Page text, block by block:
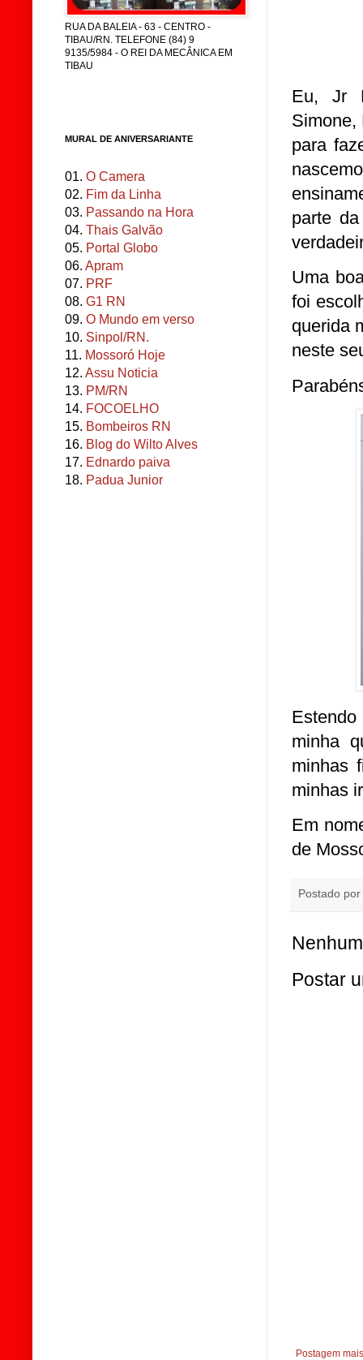
Eu, Jr
Simone,
para
parte
Uma
foi
querida
neste
minha
minhas
minhas
Em
de
Postado por
Postar
Postagem
RUA DA BALEIA - 63 - CENTRO -
TIBAU/RN. TELEFONE (84) 9
9135/5984 - O REI DA MECÂNICA EM
TIBAU
MURAL DE ANIVERSARIANTE
01. O Camera
02. Fim da Linha
03. Passando na Hora
04. Thais Galvão
05. Portal Globo
06. Apram
07. PRF
08. G1 RN
09. O Mundo em verso
10. Sinpol/RN.
11. Mossoró Hoje
12. Assu Noticia
13. PM/RN
14. FOCOELHO
15. Bombeiros RN
16. Blog do Wilto Alves
17. Ednardo paiva
18. Padua Junior